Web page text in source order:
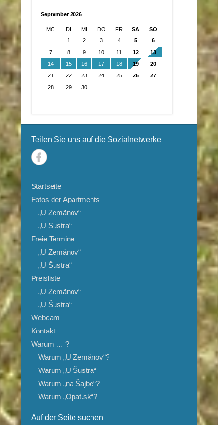
September 2026
MO DI MI DO FR SA
SO
1
2 3 4 5
6
7
8 9 10 11 12
13
14
15 16 17 18 19
20
21
22 23 24 25 26
27
28
29 30
Teilen Sie uns auf die Sozialnetwerke
Startseite
Fotos der Apartments
„U Zemänov“
„U Šustra“
Freie Termine
„U Zemänov“
„U Šustra“
Preisliste
„U Zemänov“
„U Šustra“
Webcam
Kontakt
Warum … ?
Warum „U Zemänov“?
Warum „U Šustra“
Warum „na Šajbe“?
Warum „Opat.sk“?
Auf der Seite suchen